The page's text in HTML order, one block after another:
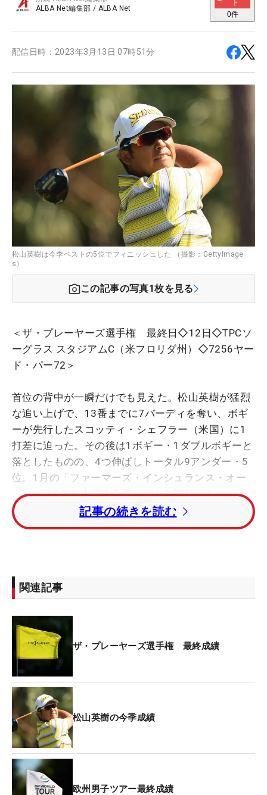
ALBA Net編集部 / ALBA Net
ト
0件
配信日時： 2023年3月13日 07時51分
松山英樹は今季ベストの5位でフィニッシュした （撮影：GettyImage
s）
この記事の写真1枚を見る
＜ザ・プレーヤーズ選手権 最終日◇12日◇TPCソ
ーグラス スタジアムC（米フロリダ州）◇7256ヤー
ド・パー72＞
首位の背中が一瞬だけでも見えた。松山英樹が猛烈
な追い上げで、13番までに7バーディを奪い、ボギ
ーが先行したスコッティ・シェフラー（米国）に1
打差に迫った。その後は1ボギー・1ダブルボギーと
落としたものの、4つ伸ばしトータル9アンダー・5
位。1月の「ファーマーズ・インシュランス・オー
プン」の9位を上回る今季ベストを記録した。
3番でバーディを先行させると、6番でもバーディ。
は自分の状態も良くなりそうな雰囲気もあるので、
優勝争いに入っていけるかなという感じはあった」
終盤に入り、少しでも上位にプレッシャーをかけた
いというところで、14番ではミスが重なりダブルボ
ギー。頭を抱えるシーンもあった。「1打差までい
ったのでこれからだなというところでダボを打って
しまったのでもったいなかったなという感じはあ
る」。
ミスはあったが、総じて内容には充実感を漂わせ
る。「先週まで迷っていた部分がまとまってきて、
それができるかできないかというか、まあ新たな悩
記事の続きを読む
関連記事
ザ・プレーヤーズ選手権 最終成績
松山英樹の今季成績
欧州男子ツアー最終成績